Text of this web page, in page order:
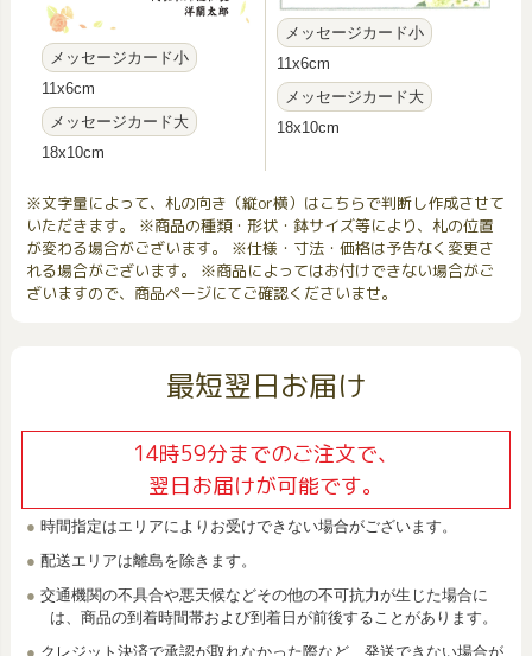
メッセージカード小
11x6cm
メッセージカード大
18x10cm
メッセージカード小
11x6cm
メッセージカード大
18x10cm
※文字量によって、札の向き（縦or横）はこちらで判断し作成させて
いただきます。 ※商品の種類・形状・鉢サイズ等により、札の位置
が変わる場合がございます。 ※仕様・寸法・価格は予告なく変更さ
れる場合がございます。 ※商品によってはお付けできない場合がご
ざいますので、商品ページにてご確認くださいませ。
最短翌日お届け
14時59分までのご注文で、
翌日お届けが可能です。
時間指定はエリアによりお受けできない場合がございます。
配送エリアは離島を除きます。
交通機関の不具合や悪天候などその他の不可抗力が生じた場合に
は、商品の到着時間帯および到着日が前後することがあります。
クレジット決済で承認が取れなかった際など、発送できない場合が